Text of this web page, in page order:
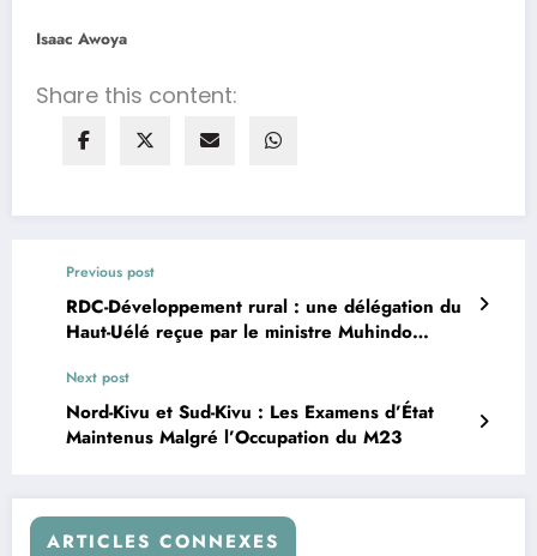
Isaac Awoya
Share this content:
Previous post
RDC-Développement rural : une délégation du
Haut-Uélé reçue par le ministre Muhindo
Next post
Nord-Kivu et Sud-Kivu : Les Examens d’État
Maintenus Malgré l’Occupation du M23
ARTICLES CONNEXES